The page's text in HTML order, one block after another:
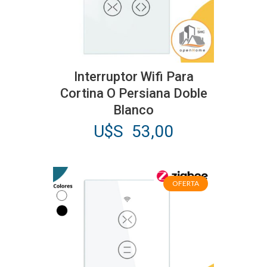
Interruptor Wifi Para
Cortina O Persiana Doble
Blanco
U$S 53,00
OFERTA